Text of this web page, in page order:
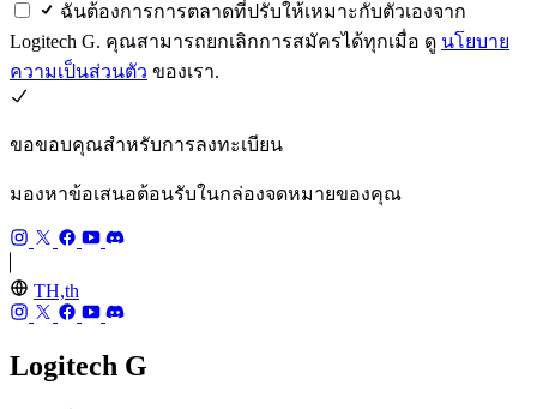
ฉันต้องการการตลาดที่ปรับให้เหมาะกับตัวเองจาก
Logitech G. คุณสามารถยกเลิกการสมัครได้ทุกเมื่อ ดู นโยบาย
ความเป็นส่วนตัว ของเรา.
ขอขอบคุณสำหรับการลงทะเบียน
มองหาข้อเสนอต้อนรับในกล่องจดหมายของคุณ
TH,th
Logitech G